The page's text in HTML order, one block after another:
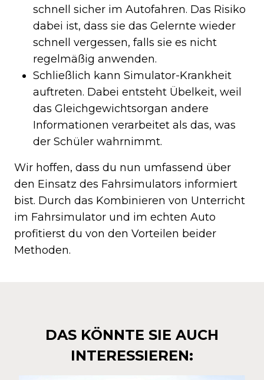
schnell sicher im Autofahren. Das Risiko
dabei ist, dass sie das Gelernte wieder
schnell vergessen, falls sie es nicht
regelmäßig anwenden.
Schließlich kann Simulator-Krankheit
auftreten. Dabei entsteht Übelkeit, weil
das Gleichgewichtsorgan andere
Informationen verarbeitet als das, was
der Schüler wahrnimmt.
Wir hoffen, dass du nun umfassend über
den Einsatz des Fahrsimulators informiert
bist. Durch das Kombinieren von Unterricht
im Fahrsimulator und im echten Auto
profitierst du von den Vorteilen beider
Methoden.
DAS KÖNNTE SIE AUCH
INTERESSIEREN: